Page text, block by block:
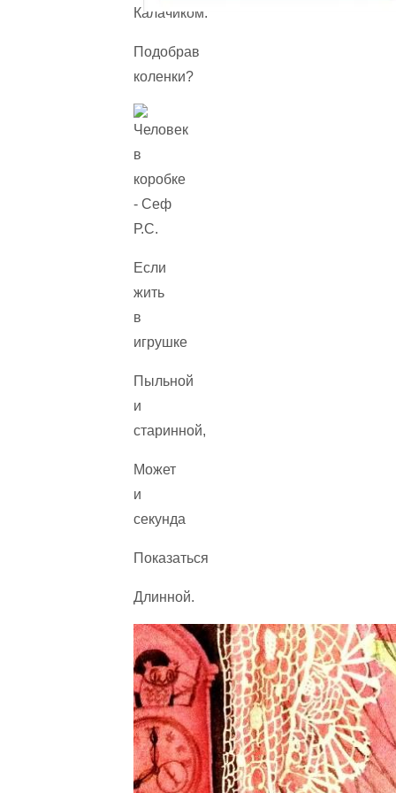
Калачиком.
Подобрав
коленки?
Если
жить
в
игрушке
Пыльной
и
старинной,
Может
и
секунда
Показаться
Длинной.